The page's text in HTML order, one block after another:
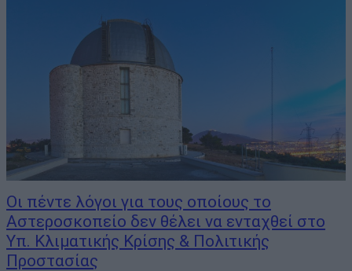
Οι πέντε λόγοι για τους οποίους το
Αστεροσκοπείο δεν θέλει να ενταχθεί στο
Υπ. Κλιματικής Κρίσης & Πολιτικής
Προστασίας